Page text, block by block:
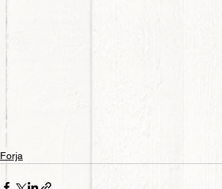
Forja